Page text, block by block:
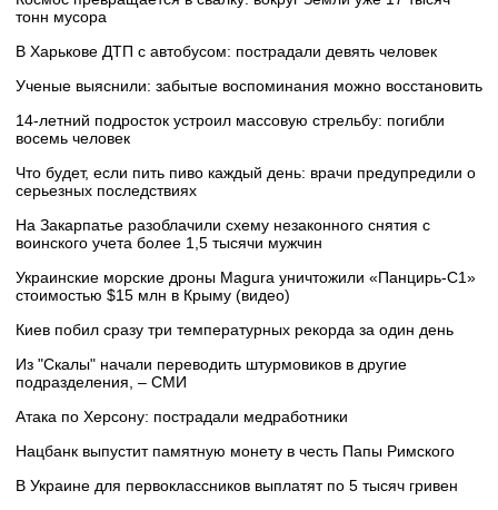
тонн мусора
В Харькове ДТП с автобусом: пострадали девять человек
Ученые выяснили: забытые воспоминания можно восстановить
14-летний подросток устроил массовую стрельбу: погибли
восемь человек
Что будет, если пить пиво каждый день: врачи предупредили о
серьезных последствиях
На Закарпатье разоблачили схему незаконного снятия с
воинского учета более 1,5 тысячи мужчин
Украинские морские дроны Magura уничтожили «Панцирь-С1»
стоимостью $15 млн в Крыму (видео)
Киев побил сразу три температурных рекорда за один день
Из "Скалы" начали переводить штурмовиков в другие
подразделения, – СМИ
Атака по Херсону: пострадали медработники
Нацбанк выпустит памятную монету в честь Папы Римского
В Украине для первоклассников выплатят по 5 тысяч гривен